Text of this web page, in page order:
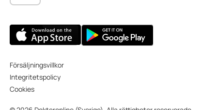
Försäljningsvillkor
Integritetspolicy
Cookies